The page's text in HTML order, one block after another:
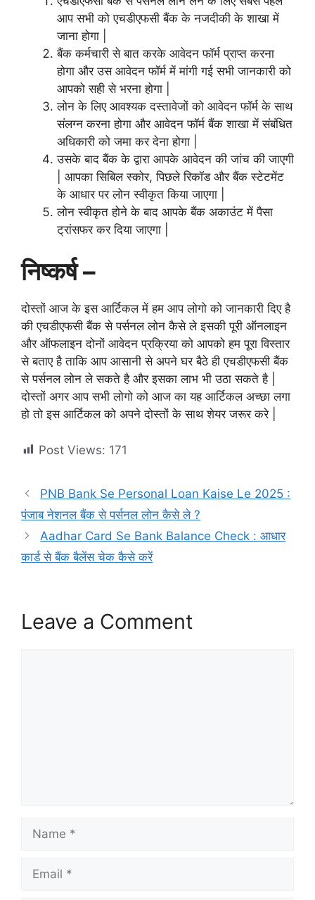
आप सभी को एचडीएफसी बैंक के नजदीकी के शाखा में
जाना होगा |
बैंक कर्मचारी से बात करके आवेदन फॉर्म प्राप्त करना
होगा और उस आवेदन फॉर्म में मांगी गई सभी जानकारी को
आपको सही से भरना होगा |
लोन के लिए आवश्यक दस्तावेजों को आवेदन फॉर्म के साथ
संलग्न करना होगा और आवेदन फॉर्म बैंक शाखा में संबंधित
अधिकारी को जमा कर देना होगा |
उसके बाद बैंक के द्वारा आपके आवेदन की जांच की जाएगी
| आपका सिबिल स्कोर, पिछले रिकॉड और बैंक स्टेटमेंट
के आधार पर लोन स्वीकृत किया जाएगा |
लोन स्वीकृत होने के बाद आपके बैंक अकाउंट में पैसा
ट्रांसफर कर दिया जाएगा |
निष्कर्ष –
दोस्तों आज के इस आर्टिकल में हम आप लोगो को जानकारी दिए है
की एचडीएफसी बैंक से पर्सनल लोन कैसे ले इसकी पूरी ऑनलाइन
और ऑफलाइन दोनों आवेदन प्रक्रिया को आपको हम पूरा विस्तार
से बताए है ताकि आप आसानी से अपने घर बैठे ही एचडीएफसी बैंक
से पर्सनल लोन ले सकते है और इसका लाभ भी उठा सकते है |
दोस्तों अगर आप सभी लोगो को आज का यह आर्टिकल अच्छा लगा
हो तो इस आर्टिकल को अपने दोस्तों के साथ शेयर जरूर करे |
Post Views: 171
PNB Bank Se Personal Loan Kaise Le 2025 :
पंजाब नेशनल बैंक से पर्सनल लोन कैसे ले ?
Aadhar Card Se Bank Balance Check : आधार
कार्ड से बैंक बैलेंस चेक कैसे करें
Leave a Comment